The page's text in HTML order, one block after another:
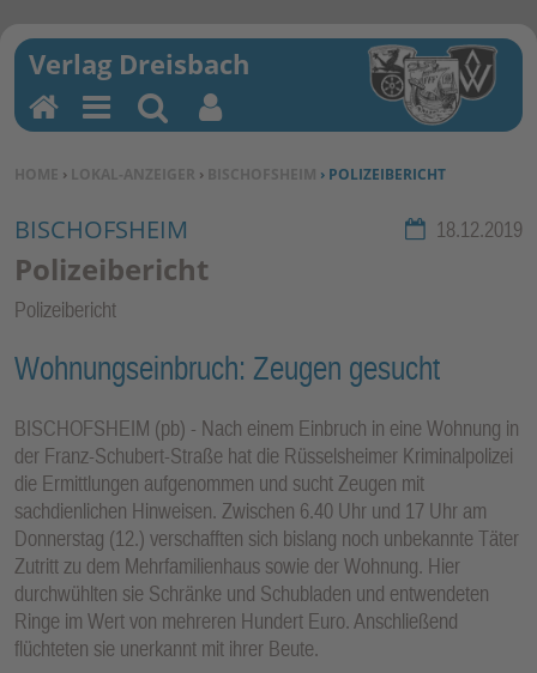
SIE BEFINDEN SICH HIER:
HOME › LOKAL-ANZEIGER › BISCHOFSHEIM › POLIZEIBERICHT
Rubrik:
BISCHOFSHEIM 18.12.2019
Polizeibericht
Polizeibericht
Wohnungseinbruch: Zeugen gesucht
BISCHOFSHEIM (pb) - Nach einem Einbruch in eine Wohnung in
der Franz-Schubert-Straße hat die Rüsselsheimer Kriminalpolizei
die Ermittlungen aufgenommen und sucht Zeugen mit
sachdienlichen Hinweisen. Zwischen 6.40 Uhr und 17 Uhr am
Donnerstag (12.) verschafften sich bislang noch unbekannte Täter
Zutritt zu dem Mehrfamilienhaus sowie der Wohnung. Hier
durchwühlten sie Schränke und Schubladen und entwendeten
Ringe im Wert von mehreren Hundert Euro. Anschließend
flüchteten sie unerkannt mit ihrer Beute.
H
o
e
M
en
Su
ch
Be
nu
un
kti